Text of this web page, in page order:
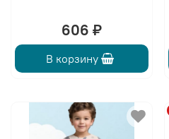
606 ₽
В корзину